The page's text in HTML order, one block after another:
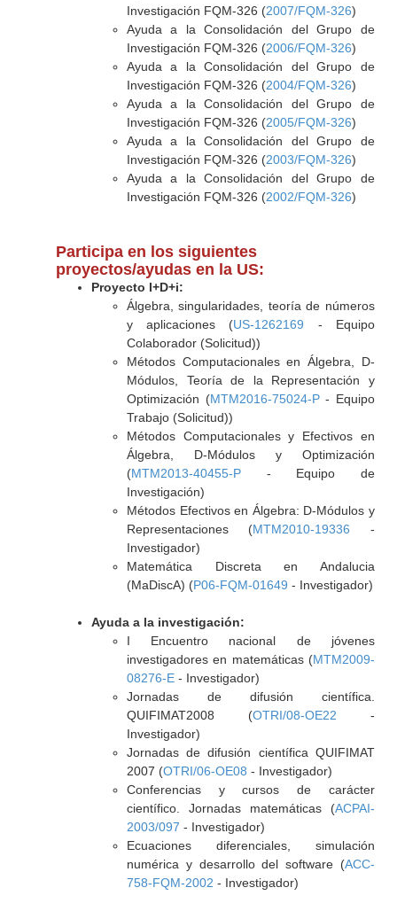
Investigación FQM-326 (2007/FQM-326)
Ayuda a la Consolidación del Grupo de
Investigación FQM-326 (2006/FQM-326)
Ayuda a la Consolidación del Grupo de
Investigación FQM-326 (2004/FQM-326)
Ayuda a la Consolidación del Grupo de
Investigación FQM-326 (2005/FQM-326)
Ayuda a la Consolidación del Grupo de
Investigación FQM-326 (2003/FQM-326)
Ayuda a la Consolidación del Grupo de
Investigación FQM-326 (2002/FQM-326)
Participa en los siguientes
proyectos/ayudas en la US:
Proyecto I+D+i:
Álgebra, singularidades, teoría de números
y aplicaciones (US-1262169 - Equipo
Colaborador (Solicitud))
Métodos Computacionales en Álgebra, D-
Módulos, Teoría de la Representación y
Optimización (MTM2016-75024-P- Equipo
Trabajo (Solicitud))
Métodos Computacionales y Efectivos en
Álgebra, D-Módulos y Optimización
(MTM2013-40455-P- Equipo de
Investigación)
Métodos Efectivos en Álgebra: D-Módulos y
Representaciones (MTM2010-19336 -
Investigador)
Matemática Discreta en Andalucia
(MaDiscA) (P06-FQM-01649 - Investigador)
Ayuda a la investigación:
I Encuentro nacional de jóvenes
investigadores en matemáticas (MTM2009-
08276-E- Investigador)
Jornadas de difusión científica.
QUIFIMAT2008 (OTRI/08-OE22 -
Investigador)
Jornadas de difusión científica QUIFIMAT
2007 (OTRI/06-OE08 - Investigador)
Conferencias y cursos de carácter
científico. Jornadas matemáticas (ACPAI-
2003/097 - Investigador)
Ecuaciones diferenciales, simulación
numérica y desarrollo del software (ACC-
758-FQM-2002 - Investigador)